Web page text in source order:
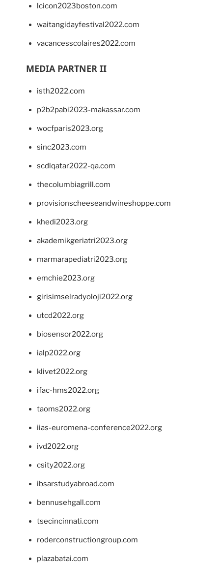
lcicon2023boston.com
waitangidayfestival2022.com
vacancesscolaires2022.com
MEDIA PARTNER II
isth2022.com
p2b2pabi2023-makassar.com
wocfparis2023.org
sinc2023.com
scdlqatar2022-qa.com
thecolumbiagrill.com
provisionscheeseandwineshoppe.com
khedi2023.org
akademikgeriatri2023.org
marmarapediatri2023.org
emchie2023.org
girisimselradyoloji2022.org
utcd2022.org
biosensor2022.org
ialp2022.org
klivet2022.org
ifac-hms2022.org
taoms2022.org
iias-euromena-conference2022.org
ivd2022.org
csity2022.org
ibsarstudyabroad.com
bennusehgall.com
tsecincinnati.com
roderconstructiongroup.com
plazabatai.com